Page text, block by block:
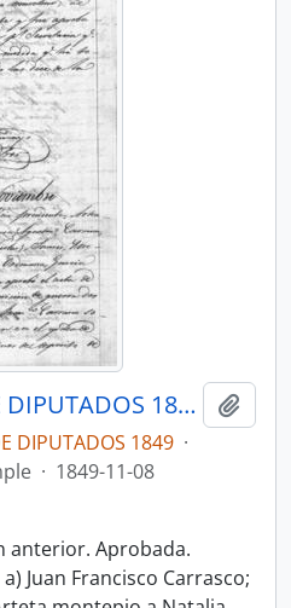
ACTAS CÁMARA DE DIPUTADOS 1849
DIPUTADOS 1849 ·
· 1849-11-08
anterior. Aprobada.
Juan Francisco Carrasco;